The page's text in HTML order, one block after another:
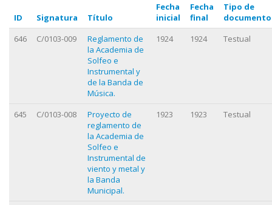
ID Signatura Título
Fecha
inicial
Fecha
final
Tipo de
documento
646
C/0103-009
Reglamento de
la Academia de
Solfeo e
Instrumental y
de la Banda de
Música.
1924 1924 Testual
645 C/0103-008
Proyecto de
reglamento de
la Academia de
Solfeo e
Instrumental de
viento y metal y
la Banda
Municipal.
1923 1923 Testual